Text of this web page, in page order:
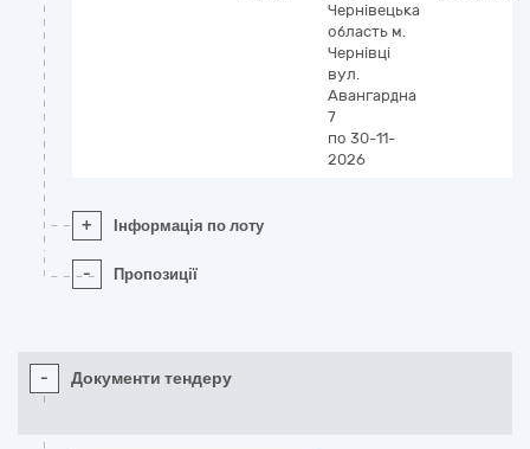
Чернівецька
область м.
Чернівці
вул.
Авангардна
7
по 30-11-
2026
+ Інформація по лоту
- Пропозиції
- Документи тендеру